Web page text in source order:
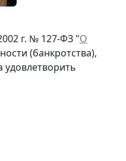
г. № 127-ФЗ "О
(банкротства),